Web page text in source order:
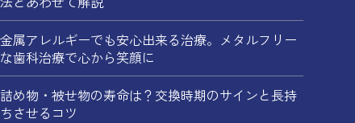
金属アレルギーでも安心出来る治療。メタルフリー
な歯科治療で心から笑顔に
詰め物・被せ物の寿命は？交換時期のサインと長持
ちさせるコツ